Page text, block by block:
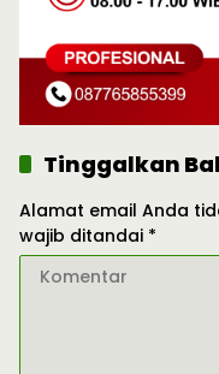
Tinggalkan
Alamat email Anda
wajib ditandai *